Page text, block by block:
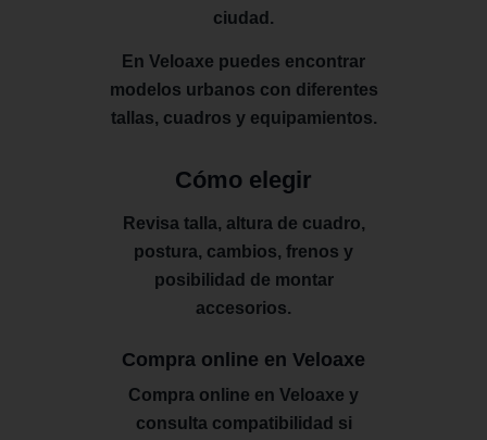
ciudad.
En Veloaxe puedes encontrar
modelos urbanos con diferentes
tallas, cuadros y equipamientos.
Cómo elegir
Revisa talla, altura de cuadro,
postura, cambios, frenos y
posibilidad de montar
accesorios.
Compra online en Veloaxe
Compra online en Veloaxe y
consulta compatibilidad si